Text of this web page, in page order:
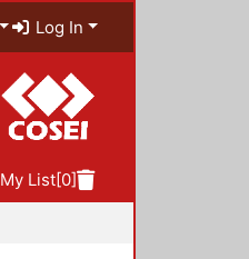
Log In
My List[0]